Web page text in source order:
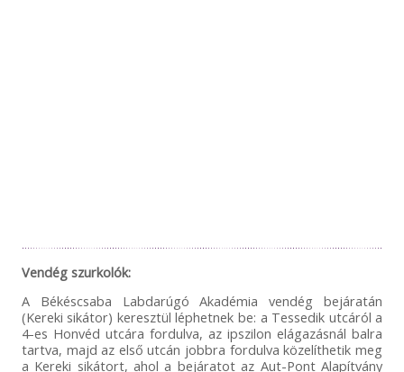
Vendég szurkolók:
A Békéscsaba Labdarúgó Akadémia vendég bejáratán
(Kereki sikátor) keresztül léphetnek be: a Tessedik utcáról a
4-es Honvéd utcára fordulva, az ipszilon elágazásnál balra
tartva, majd az első utcán jobbra fordulva közelíthetik meg
a Kereki sikátort, ahol a bejáratot az Aut-Pont Alapítvány